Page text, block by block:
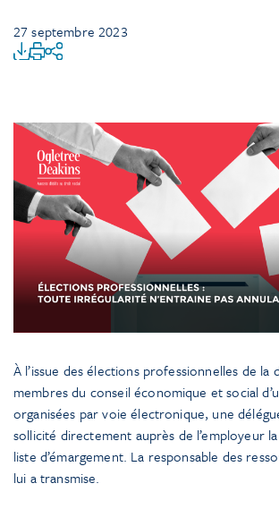
27 septembre 2023
À l’issue des élections professionnelles de la
membres du conseil économique et social
organisées par voie électronique, une
sollicité directement auprès de l’employeur
liste d’émargement. La responsable des
lui a transmise.